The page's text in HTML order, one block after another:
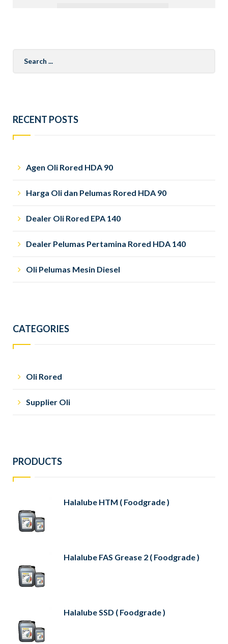
for:
RECENT POSTS
Agen Oli Rored HDA 90
Harga Oli dan Pelumas Rored HDA 90
Dealer Oli Rored EPA 140
Dealer Pelumas Pertamina Rored HDA 140
Oli Pelumas Mesin Diesel
CATEGORIES
Oli Rored
Supplier Oli
PRODUCTS
Halalube HTM ( Foodgrade )
Halalube FAS Grease 2 ( Foodgrade )
Halalube SSD ( Foodgrade )